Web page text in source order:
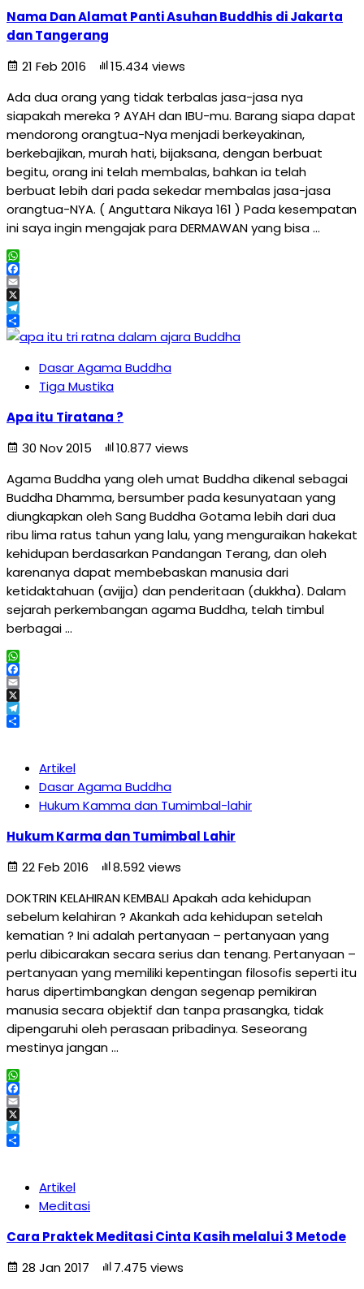
Nama Dan Alamat Panti Asuhan Buddhis di Jakarta
dan Tangerang
21 Feb 2016
15.434 views
Ada dua orang yang tidak terbalas jasa-jasa nya
siapakah mereka ? AYAH dan IBU-mu. Barang siapa dapat
mendorong orangtua-Nya menjadi berkeyakinan,
berkebajikan, murah hati, bijaksana, dengan berbuat
begitu, orang ini telah membalas, bahkan ia telah
berbuat lebih dari pada sekedar membalas jasa-jasa
orangtua-NYA. ( Anguttara Nikaya 161 ) Pada kesempatan
ini saya ingin mengajak para DERMAWAN yang bisa …
WhatsApp
Facebook
Email
X
Telegram
Share
Dasar Agama Buddha
Tiga Mustika
Apa itu Tiratana ?
30 Nov 2015
10.877 views
Agama Buddha yang oleh umat Buddha dikenal sebagai
Buddha Dhamma, bersumber pada kesunyataan yang
diungkapkan oleh Sang Buddha Gotama lebih dari dua
ribu lima ratus tahun yang lalu, yang menguraikan hakekat
kehidupan berdasarkan Pandangan Terang, dan oleh
karenanya dapat membebaskan manusia dari
ketidaktahuan (avijja) dan penderitaan (dukkha). Dalam
sejarah perkembangan agama Buddha, telah timbul
berbagai …
WhatsApp
Facebook
Email
X
Telegram
Artikel
Dasar Agama Buddha
Hukum Kamma dan Tumimbal-lahir
Hukum Karma dan Tumimbal Lahir
22 Feb 2016
8.592 views
DOKTRIN KELAHIRAN KEMBALI Apakah ada kehidupan
sebelum kelahiran ? Akankah ada kehidupan setelah
kematian ? Ini adalah pertanyaan – pertanyaan yang
perlu dibicarakan secara serius dan tenang. Pertanyaan –
pertanyaan yang memiliki kepentingan filosofis seperti itu
harus dipertimbangkan dengan segenap pemikiran
manusia secara objektif dan tanpa prasangka, tidak
dipengaruhi oleh perasaan pribadinya. Seseorang
mestinya jangan …
WhatsApp
Facebook
Email
X
Telegram
Artikel
Meditasi
Cara Praktek Meditasi Cinta Kasih melalui 3 Metode
28 Jan 2017
7.475 views